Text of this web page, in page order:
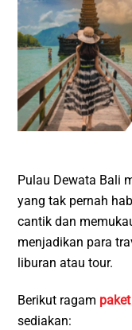
Pulau Dewata Bali
yang tak pernah
cantik dan
menjadikan para
liburan atau tour.
Berikut ragam
sediakan: